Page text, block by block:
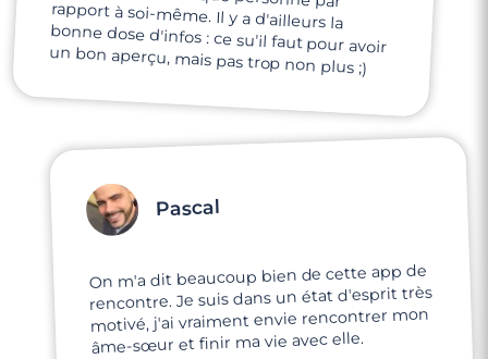
un bon aperçu, mais pas trop non plus ;)
Pascal
On m'a dit beaucoup bien de cette app de
rencontre. Je suis dans un état d'esprit très
motivé, j'ai vraiment envie rencontrer mon
âme-sœur et finir ma vie avec elle.